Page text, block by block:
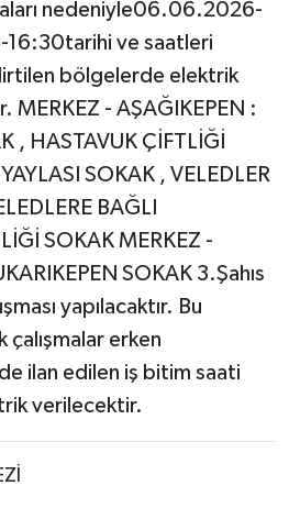
nedeniyle06.06.2026-
ve saatleri
bölgelerde elektrik
MERKEZ - AŞAĞIKEPEN :
, HASTAVUK ÇİFTLİĞİ
SOKAK , VELEDLER
BAĞLI
SOKAK MERKEZ -
SOKAK 3.Şahıs
yapılacaktır. Bu
çalışmalar erken
ilan edilen iş bitim saati
verilecektir.